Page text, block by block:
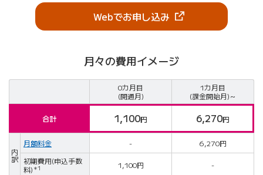
Webでお申し込み（新しいタブで開き
月々の費用イメージ
0カ月目
(開通月)
1カ月目
(課金開始月)～
合計 1,100円 6,270円
内
訳
月額料金 -
6,270円
初期費用(申込手数
料) ＊1 1,100円 -